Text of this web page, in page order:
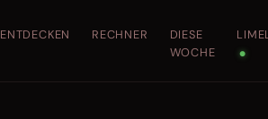
ENTDECKEN RECHNER
DIESE
WOCHE
●